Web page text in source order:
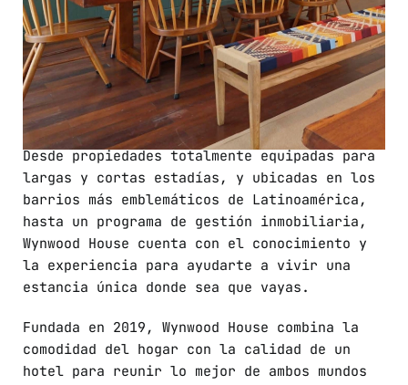
Desde propiedades totalmente equipadas para
largas y cortas estadías, y ubicadas en los
barrios más emblemáticos de Latinoamérica,
hasta un programa de gestión inmobiliaria,
Wynwood House cuenta con el conocimiento y
la experiencia para ayudarte a vivir una
estancia única donde sea que vayas.
Fundada en 2019, Wynwood House combina la
comodidad del hogar con la calidad de un
hotel para reunir lo mejor de ambos mundos